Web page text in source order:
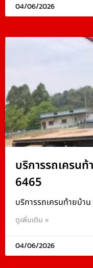
04/06/2026
บริการรถเครน
6465
บริการรถเครนท้ายบ้า
ดูเพิ่มเติม »
04/06/2026